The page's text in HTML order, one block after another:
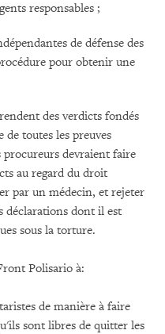
responsables ;
de défense des
pour obtenir une
des verdicts fondés
toutes les preuves
procureurs devraient faire
au regard du droit
par un médecin, et rejeter
déclarations dont il est
sous la torture.
Polisario à:
de manière à faire
sont libres de quitter les